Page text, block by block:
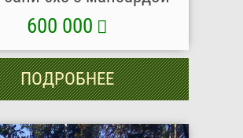
600 000
ПОДРОБНЕЕ